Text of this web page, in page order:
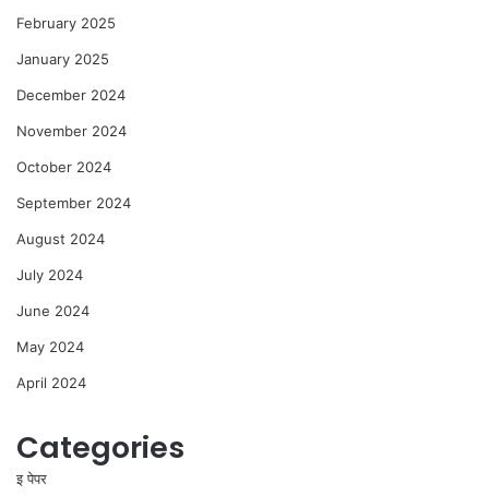
February 2025
January 2025
December 2024
November 2024
October 2024
September 2024
August 2024
July 2024
June 2024
May 2024
April 2024
Categories
इ पेपर